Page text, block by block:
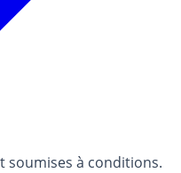
soumises à conditions.